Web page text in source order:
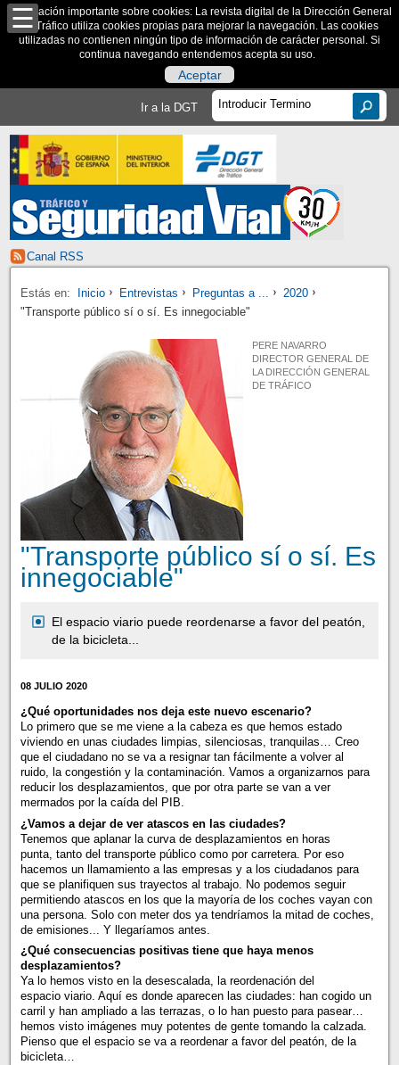
Información importante sobre cookies: La revista digital de la Dirección General
de Tráfico utiliza cookies propias para mejorar la navegación. Las cookies
utilizadas no contienen ningún tipo de información de carácter personal. Si
continua navegando entendemos acepta su uso.
Aceptar
Ir a la DGT
Canal RSS
Estás en: Inicio Entrevistas Preguntas a ...
2020
"Transporte público sí o sí. Es innegociable"
PERE NAVARRO
DIRECTOR GENERAL DE
LA DIRECCIÓN GENERAL
DE TRÁFICO
"Transporte público sí o sí. Es
innegociable"
El espacio viario puede reordenarse a favor del peatón,
de la bicicleta...
08 JULIO 2020
¿Qué oportunidades nos deja este nuevo escenario?
Lo primero que se me viene a la cabeza es que hemos estado
viviendo en unas ciudades limpias, silenciosas, tranquilas… Creo
que el ciudadano no se va a resignar tan fácilmente a volver al
ruido, la congestión y la contaminación. Vamos a organizarnos para
reducir los desplazamientos, que por otra parte se van a ver
mermados por la caída del PIB.
¿Vamos a dejar de ver atascos en las ciudades?
Tenemos que aplanar la curva de desplazamientos en horas
punta, tanto del transporte público como por carretera. Por eso
hacemos un llamamiento a las empresas y a los ciudadanos para
que se planifiquen sus trayectos al trabajo. No podemos seguir
permitiendo atascos en los que la mayoría de los coches vayan con
una persona. Solo con meter dos ya tendríamos la mitad de coches,
de emisiones... Y llegaríamos antes.
¿Qué consecuencias positivas tiene que haya menos
desplazamientos?
Ya lo hemos visto en la desescalada, la reordenación del
espacio viario. Aquí es donde aparecen las ciudades: han cogido un
carril y han ampliado a las terrazas, o lo han puesto para pasear…
hemos visto imágenes muy potentes de gente tomando la calzada.
Pienso que el espacio se va a reordenar a favor del peatón, de la
bicicleta…